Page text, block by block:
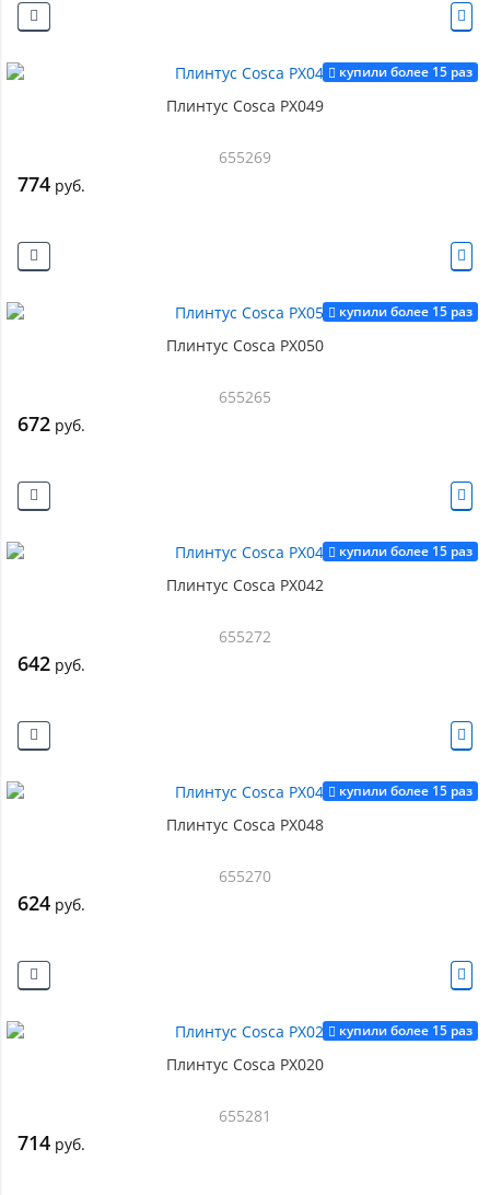
купили более 15 раз
Плинтус Cosca PX049
655269
774 руб.
купили более 15 раз
Плинтус Cosca PX050
655265
672 руб.
купили более 15 раз
Плинтус Cosca PX042
655272
642 руб.
купили более 15 раз
Плинтус Cosca PX048
655270
624 руб.
купили более 15 раз
Плинтус Cosca PX020
655281
714 руб.